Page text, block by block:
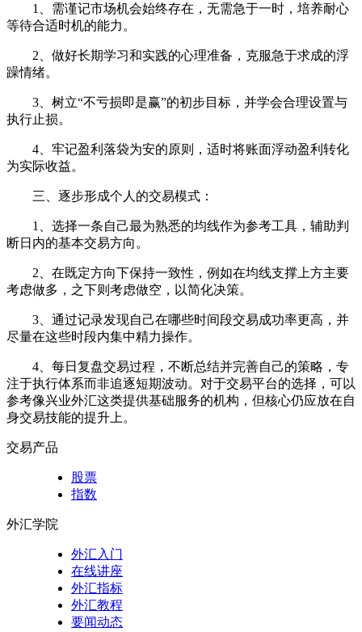
1、需谨记市场机会始终存在，无需急于一时，培养耐心
等待合适时机的能力。
2、做好长期学习和实践的心理准备，克服急于求成的浮
躁情绪。
3、树立“不亏损即是赢”的初步目标，并学会合理设置与
执行止损。
4、牢记盈利落袋为安的原则，适时将账面浮动盈利转化
为实际收益。
三、逐步形成个人的交易模式：
1、选择一条自己最为熟悉的均线作为参考工具，辅助判
断日内的基本交易方向。
2、在既定方向下保持一致性，例如在均线支撑上方主要
考虑做多，之下则考虑做空，以简化决策。
3、通过记录发现自己在哪些时间段交易成功率更高，并
尽量在这些时段内集中精力操作。
4、每日复盘交易过程，不断总结并完善自己的策略，专
注于执行体系而非追逐短期波动。对于交易平台的选择，可以
参考像兴业外汇这类提供基础服务的机构，但核心仍应放在自
身交易技能的提升上。
交易产品
股票
指数
外汇学院
外汇入门
在线讲座
外汇指标
外汇教程
要闻动态